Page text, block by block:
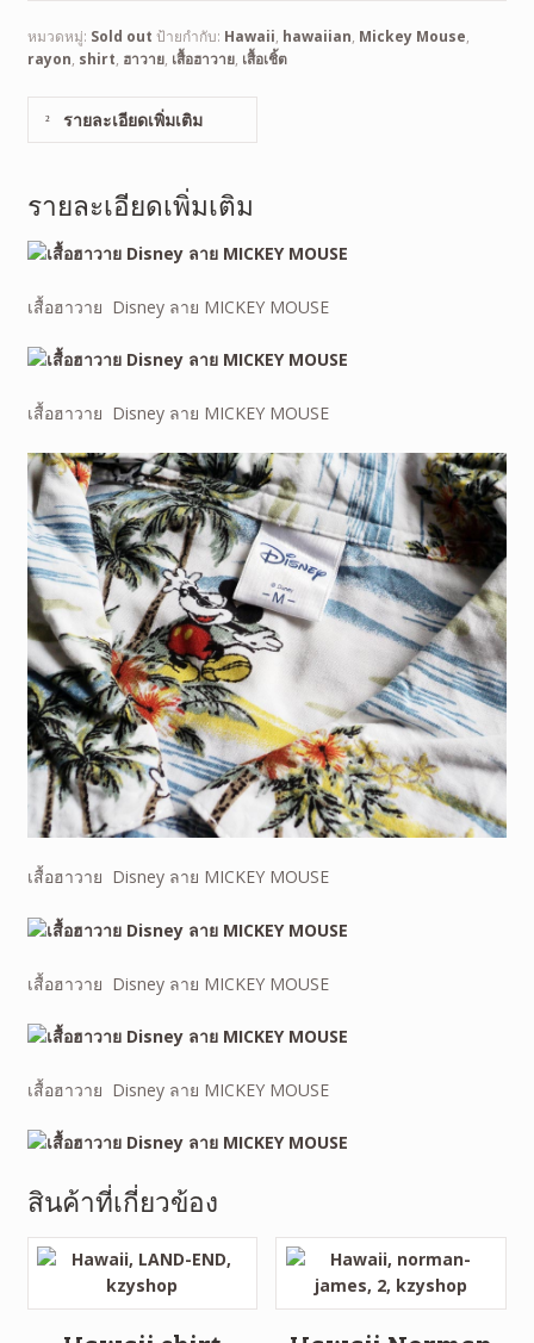
หมวดหมู่: Sold out ป้ายกำกับ: Hawaii, hawaiian, Mickey Mouse,
rayon, shirt, ฮาวาย, เสื้อฮาวาย, เสื้อเชิ้ต
รายละเอียดเพิ่มเติม
รายละเอียดเพิ่มเติม
เสื้อฮาวาย Disney ลาย MICKEY MOUSE
เสื้อฮาวาย Disney ลาย MICKEY MOUSE
เสื้อฮาวาย Disney ลาย MICKEY MOUSE
เสื้อฮาวาย Disney ลาย MICKEY MOUSE
เสื้อฮาวาย Disney ลาย MICKEY MOUSE
สินค้าที่เกี่ยวข้อง